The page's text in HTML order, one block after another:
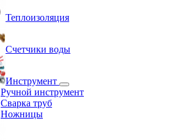
Теплоизоляция
Счетчики воды
Инструмент
Ручной инструмент
Сварка труб
Ножницы